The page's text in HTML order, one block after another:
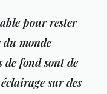
pour rester
monde
fond sont de
sur des